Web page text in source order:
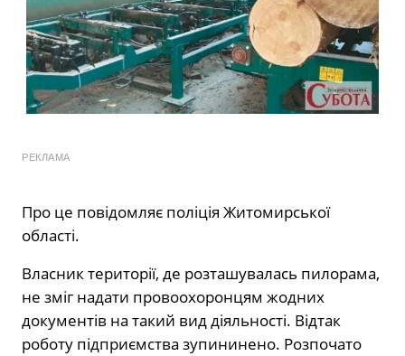
РЕКЛАМА
Про це повідомляє поліція Житомирської
області.
Власник території, де розташувалась пилорама,
не зміг надати провоохоронцям жодних
документів на такий вид діяльності. Відтак
роботу підприємства зупининено. Розпочато